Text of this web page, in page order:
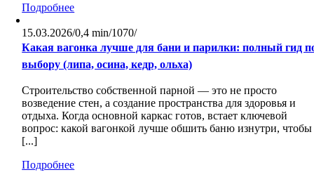
Подробнее
15.03.2026/0,4 min/1070/
Какая вагонка лучше для бани и парилки: полный гид
выбору (липа, осина, кедр, ольха)
Строительство собственной парной — это не просто
возведение стен, а создание пространства для здоровья и
отдыха. Когда основной каркас готов, встает ключевой
вопрос: какой вагонкой лучше обшить баню изнутри, чтобы
[...]
Подробнее